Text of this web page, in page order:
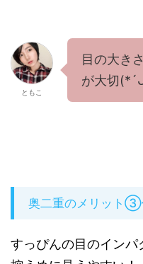
ともこ
目の大き
が大切
奥二重のメリット③
すっぴんの目のインパ